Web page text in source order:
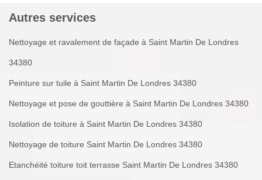
Autres services
Nettoyage et ravalement de façade à Saint Martin De Londres
34380
Peinture sur tuile à Saint Martin De Londres 34380
Nettoyage et pose de gouttière à Saint Martin De Londres 34380
Isolation de toiture à Saint Martin De Londres 34380
Nettoyage de toiture Saint Martin De Londres 34380
Etanchéité toiture toit terrasse Saint Martin De Londres 34380